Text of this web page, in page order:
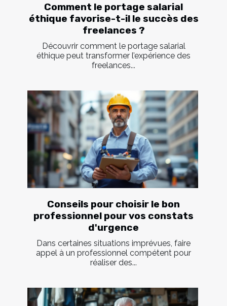
Comment le portage salarial
éthique favorise-t-il le succès des
freelances ?
Découvrir comment le portage salarial
éthique peut transformer l’expérience des
freelances...
Conseils pour choisir le bon
professionnel pour vos constats
d'urgence
Dans certaines situations imprévues, faire
appel à un professionnel compétent pour
réaliser des...